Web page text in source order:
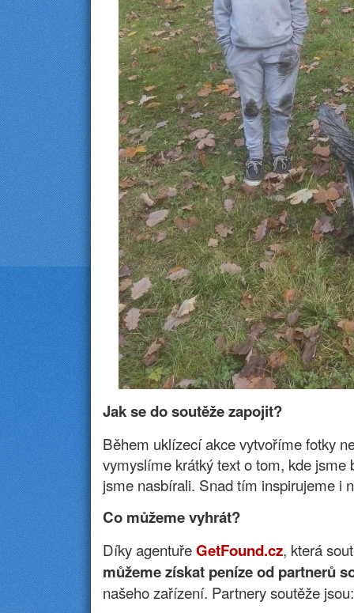
Jak se do soutěže zapojit?
Během uklízecí akce vytvoříme fotky
vymyslíme krátký text o tom, kde jsme
jsme nasbírali. Snad tím inspirujeme i
Co můžeme vyhrát?
Díky agentuřeGetFound.cz, která
můžeme získat peníze od partnerů
našeho zařízení. Partnery soutěže jsou: